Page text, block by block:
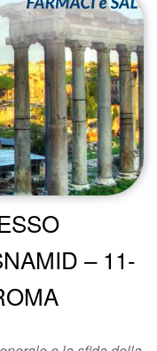
– 11-